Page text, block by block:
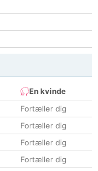
En kvinde
Fortæller dig
Fortæller dig
Fortæller dig
Fortæller dig